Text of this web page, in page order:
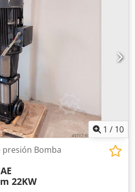
encantaría recibir su visita;
en stock. Disponible
inspeccionar. En stock en
se puede probar.
1 / 10
Bomba
22KW